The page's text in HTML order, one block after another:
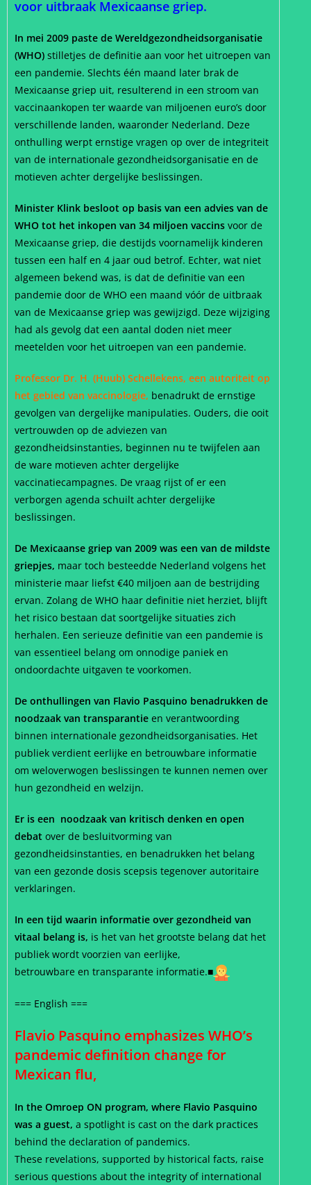
voor uitbraak Mexicaanse griep.
In mei 2009 paste de Wereldgezondheidsorganisatie
(WHO) stilletjes de definitie aan voor het uitroepen van
een pandemie. Slechts één maand later brak de
Mexicaanse griep uit, resulterend in een stroom van
vaccinaankopen ter waarde van miljoenen euro’s door
verschillende landen, waaronder Nederland. Deze
onthulling werpt ernstige vragen op over de integriteit
van de internationale gezondheidsorganisatie en de
motieven achter dergelijke beslissingen.
Minister Klink besloot op basis van een advies van de
WHO tot het inkopen van 34 miljoen vaccins voor de
Mexicaanse griep, die destijds voornamelijk kinderen
tussen een half en 4 jaar oud betrof. Echter, wat niet
algemeen bekend was, is dat de definitie van een
pandemie door de WHO een maand vóór de uitbraak
van de Mexicaanse griep was gewijzigd. Deze wijziging
had als gevolg dat een aantal doden niet meer
meetelden voor het uitroepen van een pandemie.
Professor Dr. H. (Huub) Schellekens, een autoriteit op
het gebied van vaccinologie, benadrukt de ernstige
gevolgen van dergelijke manipulaties. Ouders, die ooit
vertrouwden op de adviezen van
gezondheidsinstanties, beginnen nu te twijfelen aan
de ware motieven achter dergelijke
vaccinatiecampagnes. De vraag rijst of er een
verborgen agenda schuilt achter dergelijke
beslissingen.
De Mexicaanse griep van 2009 was een van de mildste
griepjes, maar toch besteedde Nederland volgens het
ministerie maar liefst €40 miljoen aan de bestrijding
ervan. Zolang de WHO haar definitie niet herziet, blijft
het risico bestaan dat soortgelijke situaties zich
herhalen. Een serieuze definitie van een pandemie is
van essentieel belang om onnodige paniek en
ondoordachte uitgaven te voorkomen.
De onthullingen van Flavio Pasquino benadrukken de
noodzaak van transparantie en verantwoording
binnen internationale gezondheidsorganisaties. Het
publiek verdient eerlijke en betrouwbare informatie
om weloverwogen beslissingen te kunnen nemen over
hun gezondheid en welzijn.
Er is een noodzaak van kritisch denken en open
debat over de besluitvorming van
gezondheidsinstanties, en benadrukken het belang
van een gezonde dosis scepsis tegenover autoritaire
verklaringen.
In een tijd waarin informatie over gezondheid van
vitaal belang is, is het van het grootste belang dat het
publiek wordt voorzien van eerlijke,
betrouwbare en transparante informatie.■
=== English ===
Flavio Pasquino emphasizes WHO’s
pandemic definition change for
Mexican flu,
In the Omroep ON program, where Flavio Pasquino
was a guest, a spotlight is cast on the dark practices
behind the declaration of pandemics.
These revelations, supported by historical facts, raise
serious questions about the integrity of international